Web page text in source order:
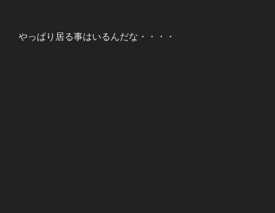
やっぱり居る事はいるんだな・・・・